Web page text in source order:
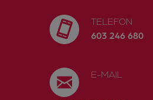
TELEFON
603 246 680
E-MAIL